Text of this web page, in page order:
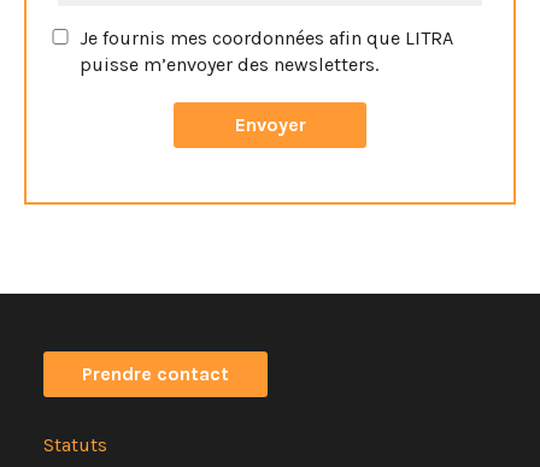
Je fournis mes coordonnées afin que LITRA
puisse m’envoyer des newsletters.
sur le lien de désinscription dans le bas de page de notre
Prendre contact
Statuts